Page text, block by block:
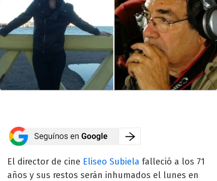
El director de cine Eliseo Subiela falleció a los 71
años y sus restos serán inhumados el lunes en